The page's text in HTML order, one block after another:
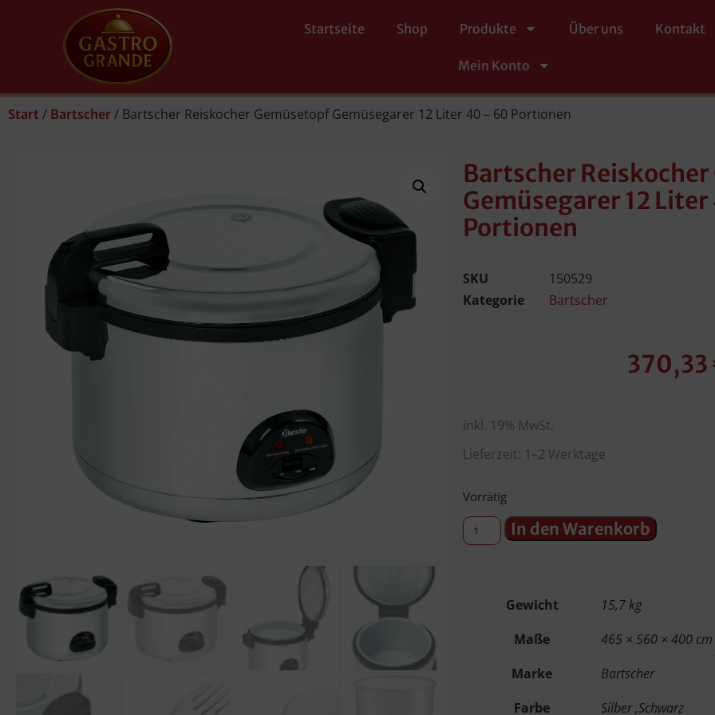
Startseite Shop Produkte Über uns Kontakt
Mein Konto
Start / Bartscher / Bartscher Reiskocher Gemüsetopf Gemüsegarer 12 Liter 40 – 60 Portionen
Bartscher
Gemüsegarer 12
Portionen
SKU
150529
Kategorie
Bartscher
370,33
inkl. 19% MwSt.
Lieferzeit: 1–2 Werktage
Vorrätig
In den Warenkorb
Gewicht
15,7 kg
Maße
465 × 560 × 400 cm
Marke
Bartscher
Farbe
Silber ,Schwarz